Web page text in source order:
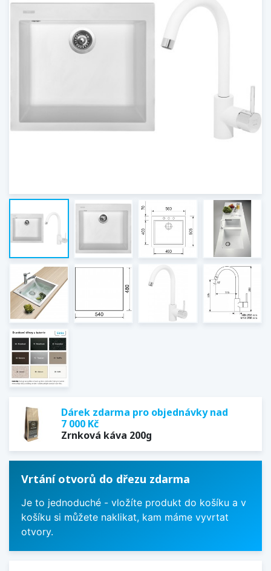
Dárek zdarma pro objednávky nad
7 000 Kč
Zrnková káva 200g
Vrtání otvorů do dřezu zdarma
Je to jednoduché - vložíte produkt do košíku a v
košíku si můžete naklikat, kam máme vyvrtat
otvory.